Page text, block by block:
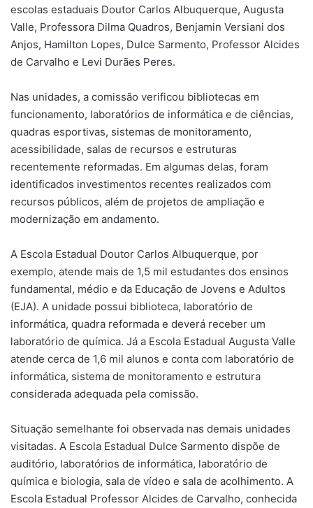
escolas estaduais Doutor Carlos Albuquerque, Augusta
Valle, Professora Dilma Quadros, Benjamin Versiani dos
Anjos, Hamilton Lopes, Dulce Sarmento, Professor Alcides
de Carvalho e Levi Durães Peres.
Nas unidades, a comissão verificou bibliotecas em
funcionamento, laboratórios de informática e de ciências,
quadras esportivas, sistemas de monitoramento,
acessibilidade, salas de recursos e estruturas
recentemente reformadas. Em algumas delas, foram
identificados investimentos recentes realizados com
recursos públicos, além de projetos de ampliação e
modernização em andamento.
A Escola Estadual Doutor Carlos Albuquerque, por
exemplo, atende mais de 1,5 mil estudantes dos ensinos
fundamental, médio e da Educação de Jovens e Adultos
(EJA). A unidade possui biblioteca, laboratório de
informática, quadra reformada e deverá receber um
laboratório de química. Já a Escola Estadual Augusta Valle
atende cerca de 1,6 mil alunos e conta com laboratório de
informática, sistema de monitoramento e estrutura
considerada adequada pela comissão.
Situação semelhante foi observada nas demais unidades
visitadas. A Escola Estadual Dulce Sarmento dispõe de
auditório, laboratórios de informática, laboratório de
química e biologia, sala de vídeo e sala de acolhimento. A
Escola Estadual Professor Alcides de Carvalho, conhecida